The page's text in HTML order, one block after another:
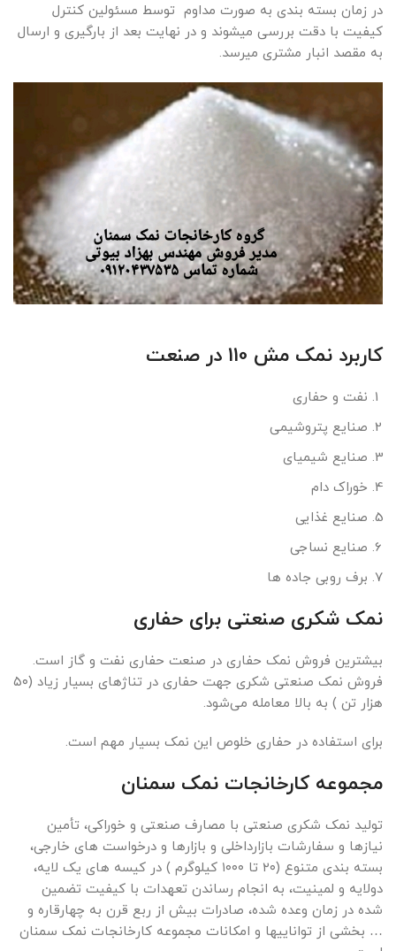
در زمان بسته بندی به صورت مداوم توسط مسئولین کنترل
کیفیت با دقت بررسی میشوند و در نهایت بعد از بارگیری و ارسال
به مقصد انبار مشتری میرسد.
کاربرد نمک مش 110 در صنعت
نفت و حفاری
صنایع پتروشیمی
صنایع شیمیای
خوراک دام
صنایع غذایی
صنایع نساجی
برف روبی جاده ها
نمک شکری صنعتی برای حفاری
بیشترین فروش نمک حفاری در صنعت حفاری نفت و گاز است.
فروش نمک صنعتی شکری جهت حفاری در تناژهای بسیار زیاد (۵۰
هزار تن ) به بالا معامله می‌شود.
برای استفاده در حفاری خلوص این نمک بسیار مهم است.
مجموعه کارخانجات نمک سمنان
تولید نمک شکری صنعتی با مصارف صنعتی و خوراکی، تأمین
نیازها و سفارشات بازارداخلی و بازارها و درخواست های خارجی،
بسته بندی متنوع (۲۰ تا ۱۰۰۰ کیلوگرم ) در کیسه های یک لایه،
دولایه و لمینیت، به انجام رساندن تعهدات با کیفیت تضمین
شده در زمان وعده شده، صادرات بیش از ربع قرن به چهارقاره و
… بخشی از تواناییها و امکانات مجموعه کارخانجات نمک سمنان